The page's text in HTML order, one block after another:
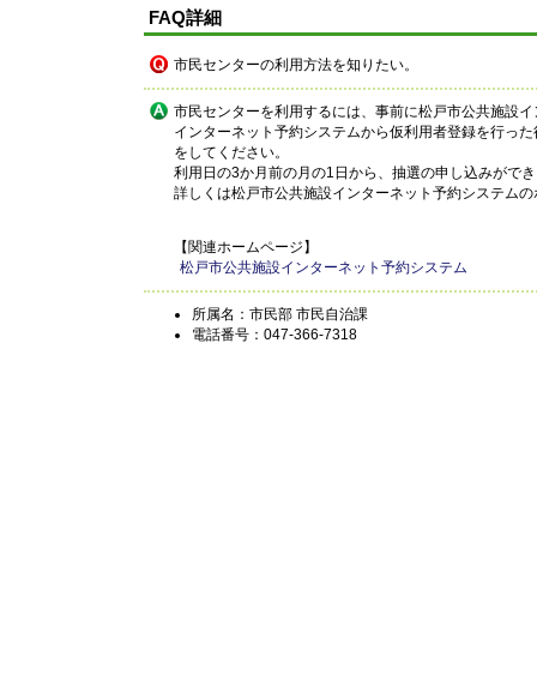
FAQ詳細
市民センターの利用方法を知りたい。
市民センターを利用するには、事前に松戸市公共施設
インターネット予約システムから仮利用者登録を行っ
をしてください。
利用日の3か月前の月の1日から、抽選の申し込みがで
詳しくは松戸市公共施設インターネット予約システム
【関連ホームページ】
松戸市公共施設インターネット予約システム
所属名：市民部 市民自治課
電話番号：047-366-7318